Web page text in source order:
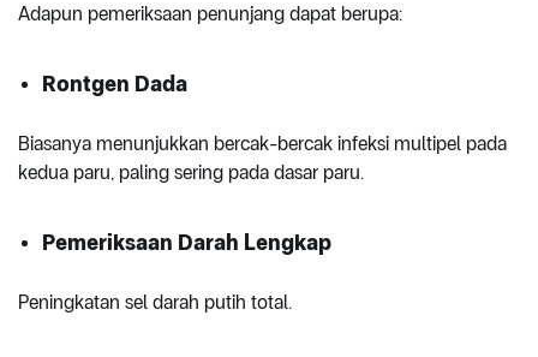
Adapun pemeriksaan penunjang dapat berupa:
Rontgen Dada
Biasanya menunjukkan bercak-bercak infeksi multipel pada
kedua paru, paling sering pada dasar paru.
Pemeriksaan Darah Lengkap
Peningkatan sel darah putih total.